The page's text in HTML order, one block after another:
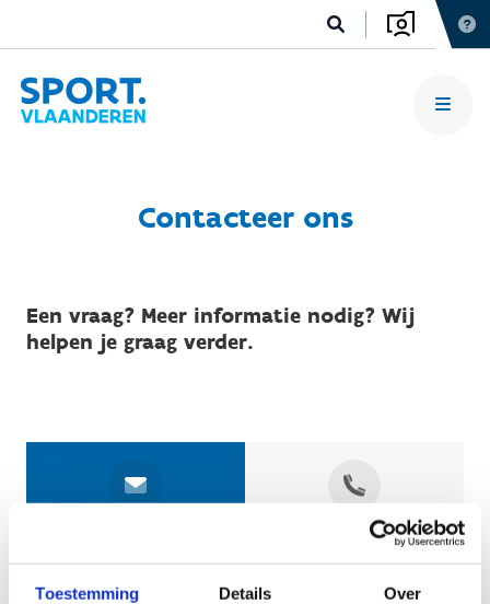
Toestemming Details Over
Contacteer ons
Een vraag? Meer informatie nodig? Wij
helpen je graag verder.